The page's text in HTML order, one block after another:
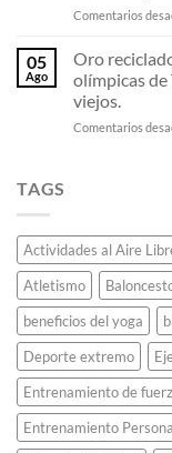
Comentarios
05
Ago
Oro
olímpicas
viejos.
Comentarios
TAGS
Actividades al Aire
Atletismo
beneficios del yoga
Deporte extremo
Entrenamiento de
Entrenamiento